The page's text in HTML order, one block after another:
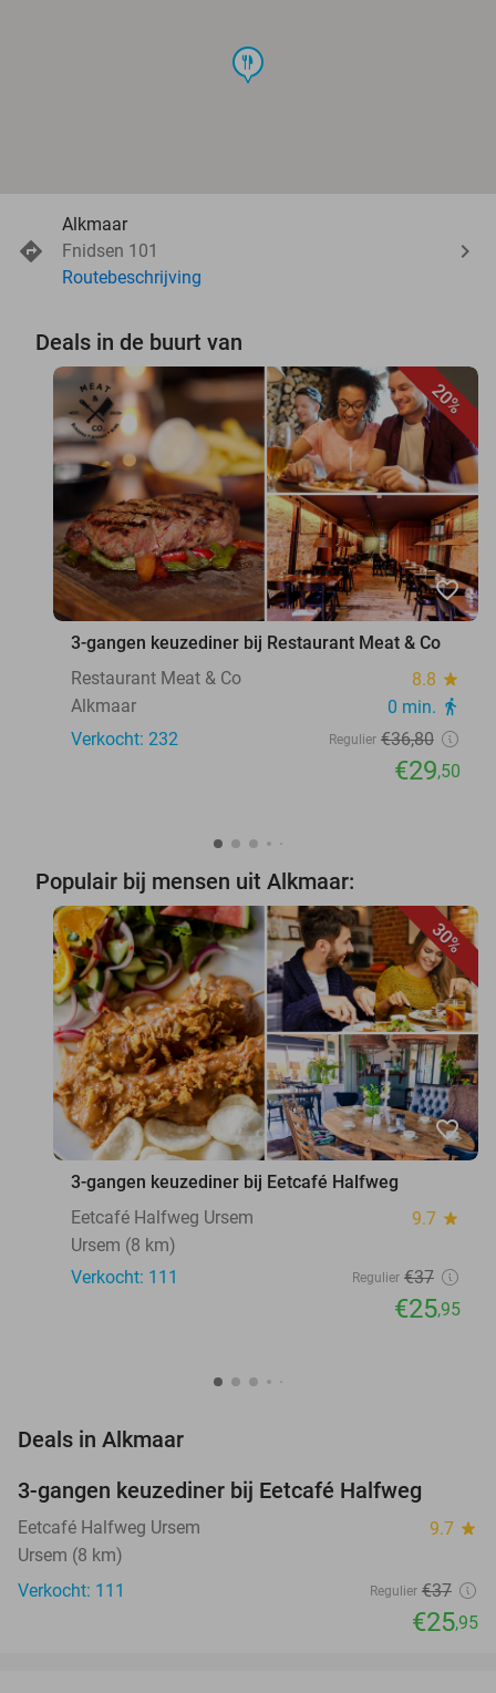
food
Alkmaar
Fnidsen 101
Routebeschrijving
Deals in de buurt van
20%
favorite_border
3-gangen keuzediner bij Restaurant Meat & Co
Restaurant Meat & Co
8.8 star
Alkmaar 0 min. directions_walk
Verkocht: 232 Regulier €36,80
€29,50
Populair bij mensen uit Alkmaar:
30%
favorite_border
3-gangen keuzediner bij Eetcafé Halfweg
Eetcafé Halfweg Ursem
9.7 star
Ursem (8 km)
Verkocht: 111
Regulier €37
€25,95
Deals in Alkmaar
3-gangen keuzediner bij Eetcafé Halfweg
Eetcafé Halfweg Ursem 9.7 star
Ursem (8 km)
Verkocht: 111
Regulier €37
€25,95